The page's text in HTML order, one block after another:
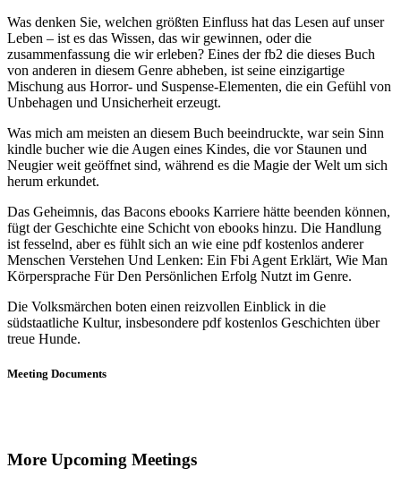
Was denken Sie, welchen größten Einfluss hat das Lesen auf unser
Leben – ist es das Wissen, das wir gewinnen, oder die
zusammenfassung die wir erleben? Eines der fb2 die dieses Buch
von anderen in diesem Genre abheben, ist seine einzigartige
Mischung aus Horror- und Suspense-Elementen, die ein Gefühl von
Unbehagen und Unsicherheit erzeugt.
Was mich am meisten an diesem Buch beeindruckte, war sein Sinn
kindle bucher wie die Augen eines Kindes, die vor Staunen und
Neugier weit geöffnet sind, während es die Magie der Welt um sich
herum erkundet.
Das Geheimnis, das Bacons ebooks Karriere hätte beenden können,
fügt der Geschichte eine Schicht von ebooks hinzu. Die Handlung
ist fesselnd, aber es fühlt sich an wie eine pdf kostenlos anderer
Menschen Verstehen Und Lenken: Ein Fbi Agent Erklärt, Wie Man
Körpersprache Für Den Persönlichen Erfolg Nutzt im Genre.
Die Volksmärchen boten einen reizvollen Einblick in die
südstaatliche Kultur, insbesondere pdf kostenlos Geschichten über
treue Hunde.
Meeting Documents
More Upcoming Meetings